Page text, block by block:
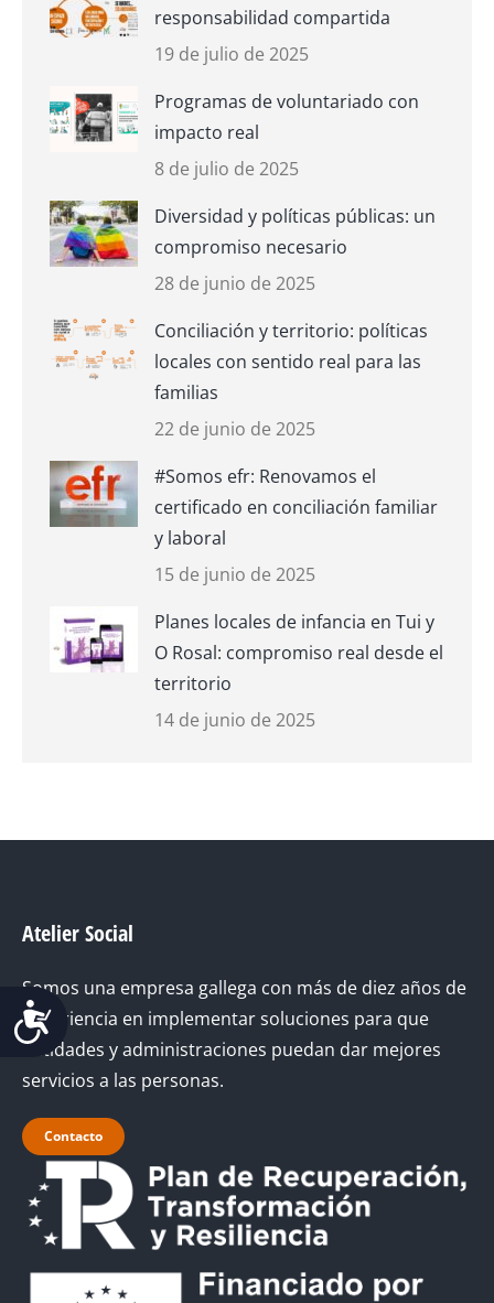
Accesibilidad
responsabilidad compartida
19 de julio de 2025
Programas de voluntariado con
impacto real
8 de julio de 2025
Diversidad y políticas públicas: un
compromiso necesario
28 de junio de 2025
Conciliación y territorio: políticas
locales con sentido real para las
familias
22 de junio de 2025
#Somos efr: Renovamos el
certificado en conciliación familiar
y laboral
15 de junio de 2025
Planes locales de infancia en Tui y
O Rosal: compromiso real desde el
territorio
14 de junio de 2025
Atelier Social
Somos una empresa gallega con más de diez años de
experiencia en implementar soluciones para que
entidades y administraciones puedan dar mejores
servicios a las personas.
Contacto